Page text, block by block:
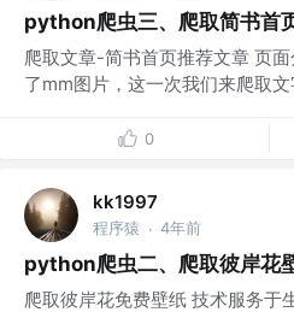
python爬虫三、爬取简书首
爬取文章-简书首页推荐文章 页
了mm图片，这一次我们来爬取文
0
kk1997
程序猿 · 4年前
python爬虫二、爬取彼岸花
爬取彼岸花免费壁纸 技术服务于